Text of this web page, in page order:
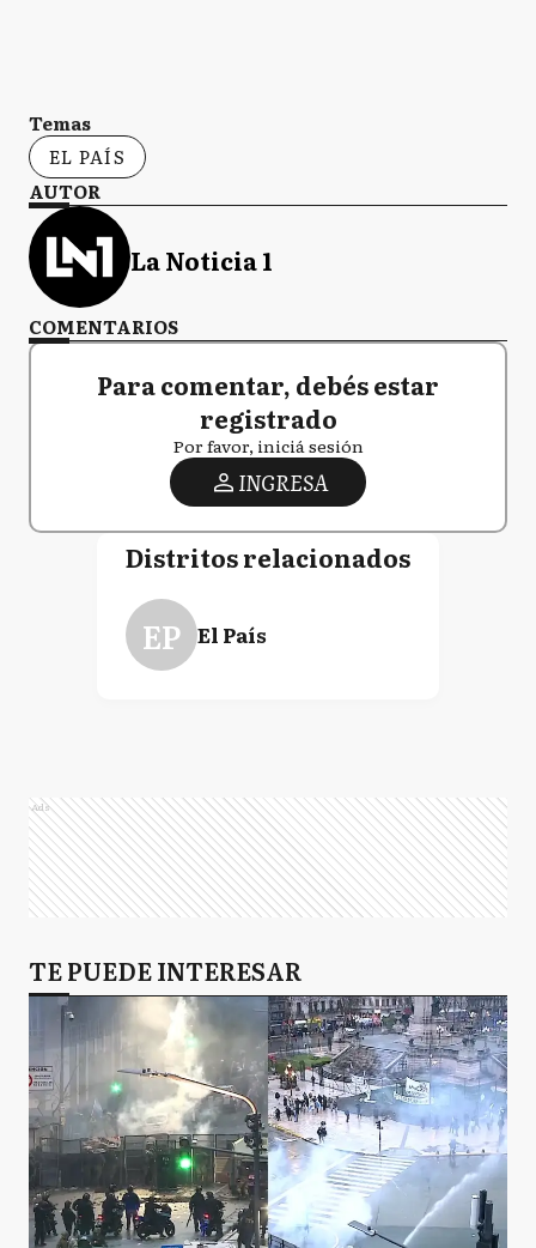
Temas
EL PAÍS
AUTOR
La Noticia 1
COMENTARIOS
Para comentar, debés estar
registrado
Por favor, iniciá sesión
INGRESA
Distritos relacionados
EP El País
Ads
TE PUEDE INTERESAR